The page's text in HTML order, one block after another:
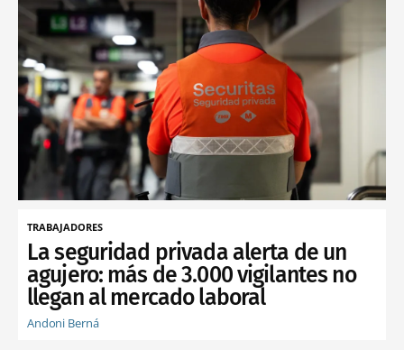
TRABAJADORES
La seguridad privada alerta de un
agujero: más de 3.000 vigilantes no
llegan al mercado laboral
Andoni Berná